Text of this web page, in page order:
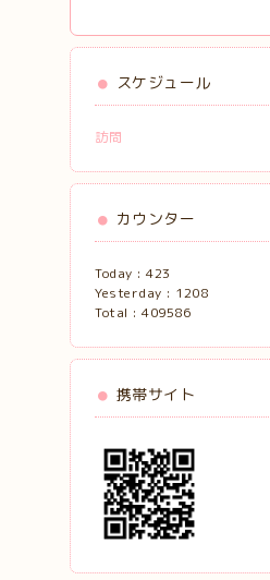
スケジュール
訪問
カウンター
Today : 423
Yesterday : 1208
Total : 409586
携帯サイト